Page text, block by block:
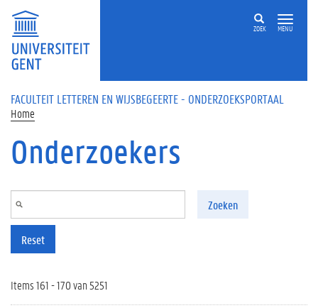
Overslaan en naar de inhoud gaan
ZOEK MENU
FACULTEIT LETTEREN EN WIJSBEGEERTE - ONDERZOEKSPORTAAL
Home
Onderzoekers
Zoeken
Reset
Items 161 - 170 van 5251